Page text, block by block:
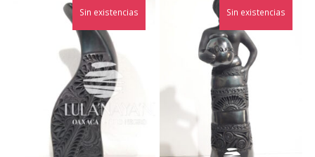
Sin existencias Sin existencias